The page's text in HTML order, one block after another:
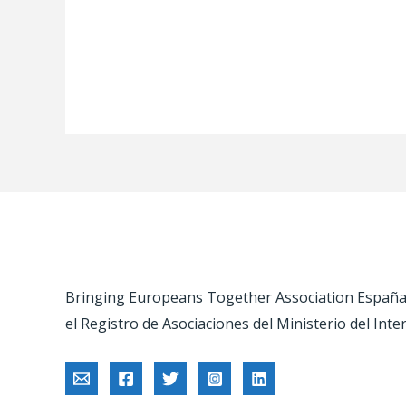
Bringing Europeans Together Association
el Registro de Asociaciones del Ministerio del